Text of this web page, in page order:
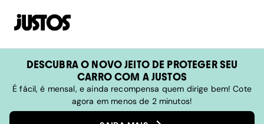
DESCUBRA O NOVO JEITO DE PROTEGER SEU
CARRO COM A JUSTOS
É fácil, é mensal, e ainda recompensa quem dirige bem! Cote
agora em menos de 2 minutos!